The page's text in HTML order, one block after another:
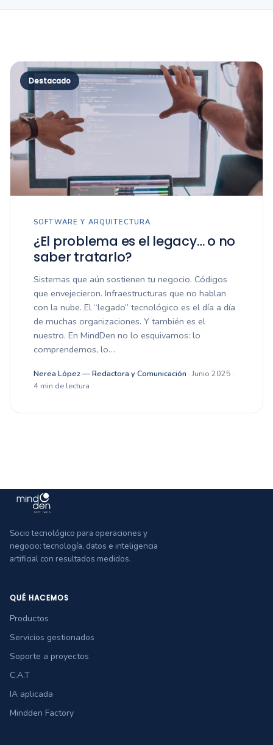
Destacado
SOFTWARE Y ARQUITECTURA
¿El problema es el legacy… o no
saber tratarlo?
Sistemas que aún sostienen tu negocio. Códigos
que envejecieron. Infraestructuras que no hablan
con la nube. El “legado” tecnológico es el día a día
de muchas organizaciones. Y también es el
nuestro. En MindDen no lo esquivamos: lo
comprendemos, lo…
Nerea López — Redactora y Comunicación · Junio 2025 ·
4 min de lectura
Socio tecnológico para operaciones y
negocio: tecnología, datos e inteligencia
artificial con resultados medidos.
QUÉ HACEMOS
Productos
Servicios gestionados
Soporte a proyectos
C.A.T
IA aplicada
Mindden Factory